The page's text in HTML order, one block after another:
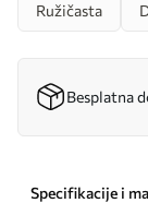
Ružičasta
Besplatna
Specifikacije i